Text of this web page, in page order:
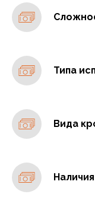
Типа
Вида